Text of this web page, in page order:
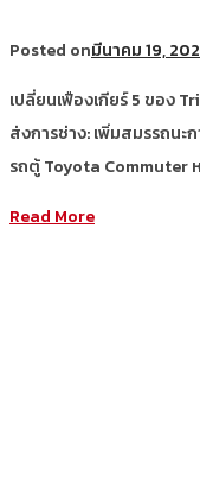
Posted onมีนาคม 19,
เปลี่ยนเฟืองเกียร์ 5 ของ
ส่งการช่าง: เพิ่มสมรรถนะ
รถตู้ Toyota Commuter
Read More